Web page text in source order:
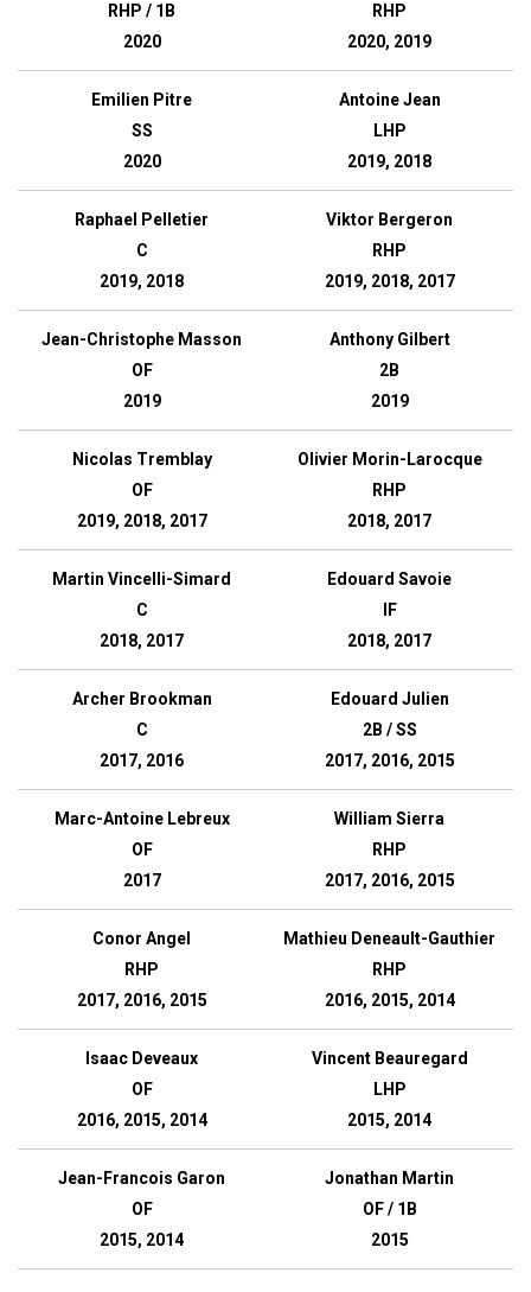
RHP / 1B
2020
RHP
2020, 2019
Emilien Pitre
SS
2020
Antoine Jean
LHP
2019, 2018
Raphael Pelletier
C
2019, 2018
Viktor Bergeron
RHP
2019, 2018, 2017
Jean-Christophe Masson
OF
2019
Anthony Gilbert
2B
2019
Nicolas Tremblay
OF
2019, 2018, 2017
Olivier Morin-Larocque
RHP
2018, 2017
Martin Vincelli-Simard
C
2018, 2017
Edouard Savoie
IF
2018, 2017
Archer Brookman
C
2017, 2016
Edouard Julien
2B / SS
2017, 2016, 2015
Marc-Antoine Lebreux
OF
2017
William Sierra
RHP
2017, 2016, 2015
Conor Angel
RHP
2017, 2016, 2015
Mathieu Deneault-Gauthier
RHP
2016, 2015, 2014
Isaac Deveaux
OF
2016, 2015, 2014
Vincent Beauregard
LHP
2015, 2014
Jean-Francois Garon
OF
2015, 2014
Jonathan Martin
OF / 1B
2015